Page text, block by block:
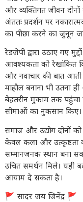
और व्यक्तिगत जीवन
अंततः प्रदर्शन पर
का पीछा करने का जुनून
रेडजेपी द्वारा उठाए गए
आवश्यकता को रेखांकित
और नवाचार की बात
माहौल बनाना भी उतना
बेहतरीन मुकाम तक पहुंचा
सीमाओं का नुकसान किए।
समाज और उद्योग दोनों
केवल कला और उत्कृष्टता
सम्मानजनक स्थान बना
उचित समर्थन मिले। यही
आयाम दे सकता है।
​🚩 सादर जय जिनेंद्र 🚩